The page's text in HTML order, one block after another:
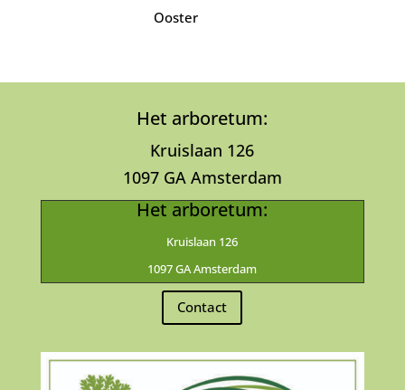
Ooster
Het arboretum:
Kruislaan 126
1097 GA Amsterdam
Het arboretum:
Kruislaan 126
1097 GA Amsterdam
Contact